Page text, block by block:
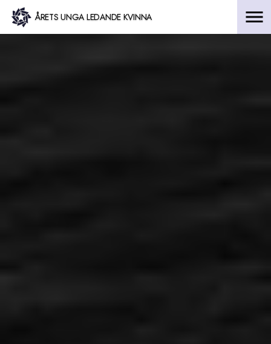
Hoppa
till
ÅRETS UNGA LEDANDE KVINNA